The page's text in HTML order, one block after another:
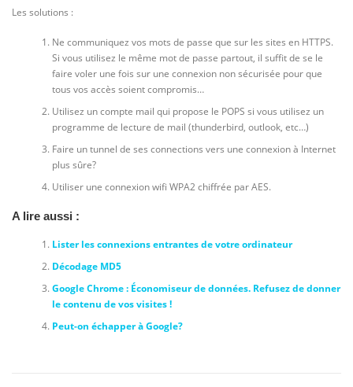
Les solutions :
Ne communiquez vos mots de passe que sur les sites en HTTPS.
Si vous utilisez le même mot de passe partout, il suffit de se le
faire voler une fois sur une connexion non sécurisée pour que
tous vos accès soient compromis…
Utilisez un compte mail qui propose le POPS si vous utilisez un
programme de lecture de mail (thunderbird, outlook, etc…)
Faire un tunnel de ses connections vers une connexion à Internet
plus sûre?
Utiliser une connexion wifi WPA2 chiffrée par AES.
A lire aussi :
Lister les connexions entrantes de votre ordinateur
Décodage MD5
Google Chrome : Économiseur de données. Refusez de donner
le contenu de vos visites !
Peut-on échapper à Google?